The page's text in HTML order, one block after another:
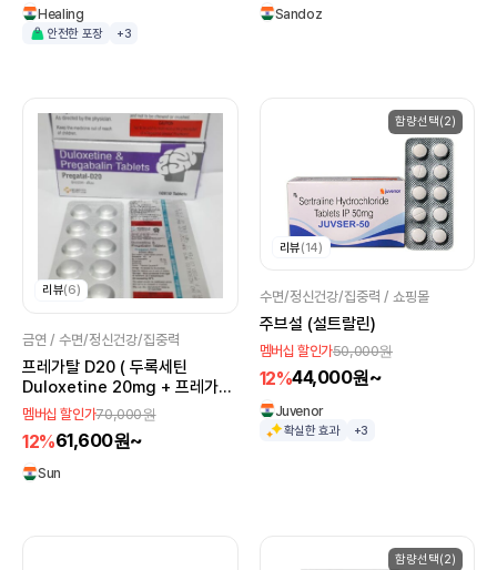
Healing
안전한 포장 +3
Sandoz
리뷰(6)
금연 / 수면/정신건강/집중력
프레가탈 D20 ( 두록세틴
Duloxetine 20mg + 프레가발
린 Pregabalin 75mg )
멤버십 할인가70,000원
12%61,600원~
Sun
함량선택(2)
리뷰(14)
수면/정신건강/집중력 / 쇼핑몰
주브설 (설트랄린)
멤버십 할인가50,000원
12%44,000원~
Juvenor
확실한 효과 +3
함량선택(2)